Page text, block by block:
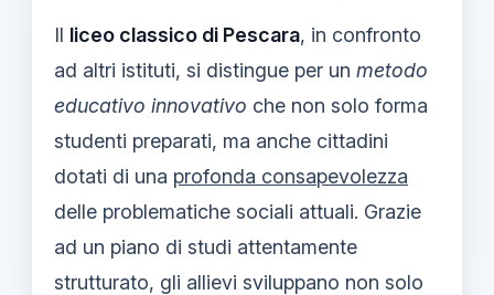
Il liceo classico di Pescara, in confronto
ad altri istituti, si distingue per un metodo
educativo innovativo che non solo forma
studenti preparati, ma anche cittadini
dotati di una profonda consapevolezza
delle problematiche sociali attuali. Grazie
ad un piano di studi attentamente
strutturato, gli allievi sviluppano non solo